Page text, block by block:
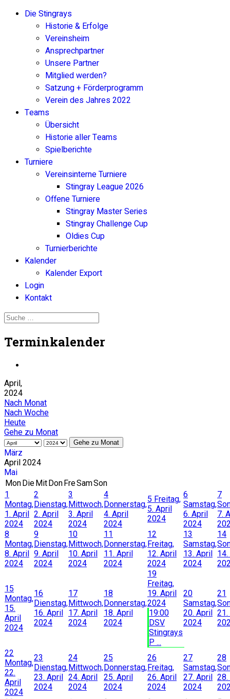
Die Stingrays
Historie & Erfolge
Vereinsheim
Ansprechpartner
Unsere Partner
Mitglied werden?
Satzung + Förderprogramm
Verein des Jahres 2022
Teams
Übersicht
Historie aller Teams
Spielberichte
Turniere
Vereinsinterne Turniere
Stingray League 2026
Offene Turniere
Stingray Master Series
Stingray Challenge Cup
Oldies Cup
Turnierberichte
Kalender
Kalender Export
Login
Kontakt
Terminkalender
April,
2024
Nach Monat
Nach Woche
Heute
Gehe zu Monat
Gehe zu Monat
März
April 2024
Mai
MonDieMitDonFreSamSon
1
Montag,
1. April
2024
2
Dienstag,
2. April
2024
3
Mittwoch,
3. April
2024
4
Donnerstag,
4. April
2024
5 Freitag,
5. April
2024
6
Samstag,
6. April
2024
7
7.
8
Montag,
8. April
2024
9
Dienstag,
9. April
2024
10
Mittwoch,
10. April
2024
11
Donnerstag,
11. April
2024
12
Freitag,
12. April
2024
13
Samstag,
13. April
2024
14
15
Montag,
15.
April
2024
16
Dienstag,
16. April
2024
17
Mittwoch,
17. April
2024
18
Donnerstag,
18. April
2024
19
Freitag,
19. April
2024
19:00
DSV
Stingrays
P ...
20
Samstag,
20. April
2024
21
21.
22
Montag,
22.
April
2024
23
Dienstag,
23. April
2024
24
Mittwoch,
24. April
2024
25
Donnerstag,
25. April
2024
26
Freitag,
26. April
2024
27
Samstag,
27. April
2024
28
28.